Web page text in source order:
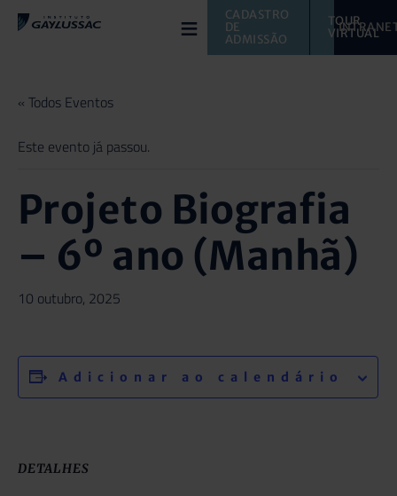
≡
CADASTRO
DE
ADMISSÃO
TOUR
VIRTUAL
« Todos Eventos
Este evento já passou.
Projeto Biografia
– 6º ano (Manhã)
10 outubro, 2025
Adicionar ao calendário
DETALHES